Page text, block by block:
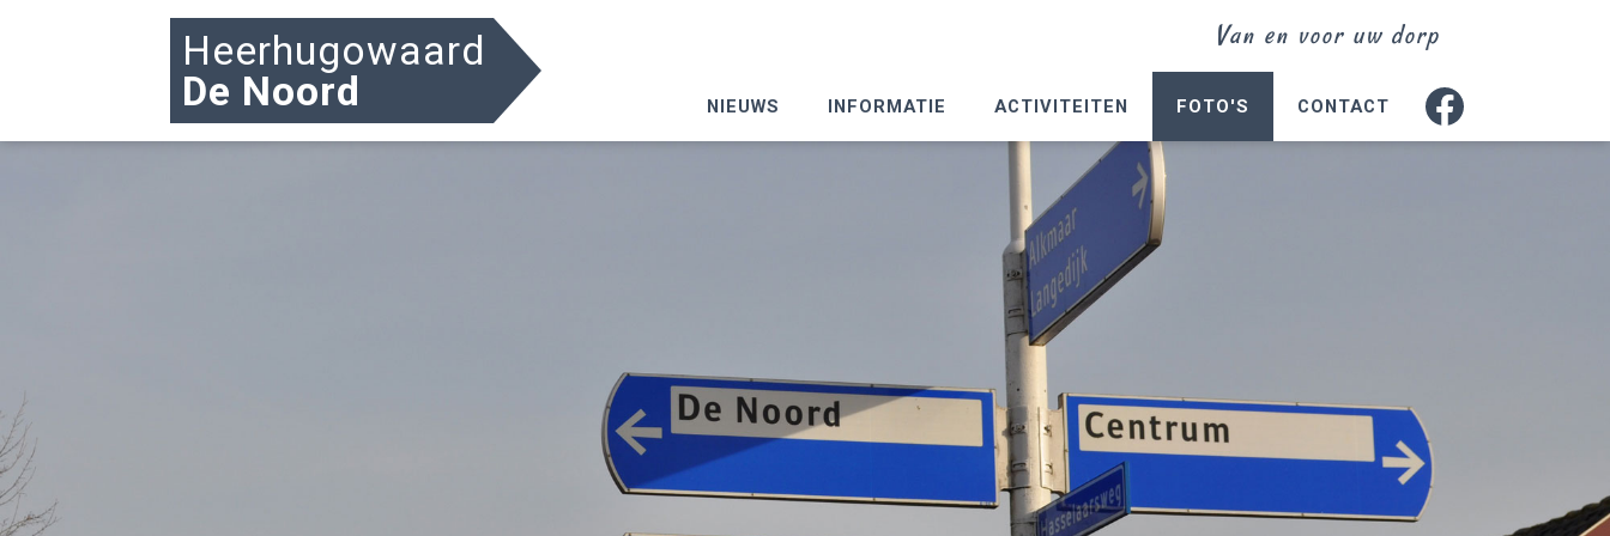
Heerhugowaard
De Noord
Van en voor uw dorp
NIEUWS INFORMATIE ACTIVITEITEN FOTO'S CONTACT